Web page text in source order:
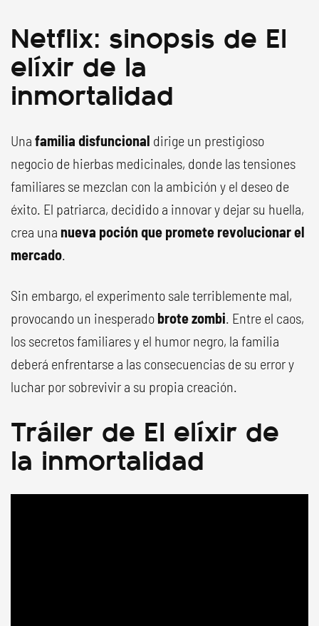
Netflix: sinopsis de El
elíxir de la
inmortalidad
Una familia disfuncional dirige un prestigioso
negocio de hierbas medicinales, donde las tensiones
familiares se mezclan con la ambición y el deseo de
éxito. El patriarca, decidido a innovar y dejar su huella,
crea una nueva poción que promete revolucionar el
mercado.
Sin embargo, el experimento sale terriblemente mal,
provocando un inesperado brote zombi. Entre el caos,
los secretos familiares y el humor negro, la familia
deberá enfrentarse a las consecuencias de su error y
luchar por sobrevivir a su propia creación.
Tráiler de El elíxir de
la inmortalidad